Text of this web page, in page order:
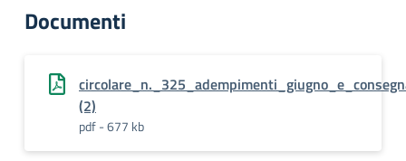
Documenti
(2)
pdf - 677 kb